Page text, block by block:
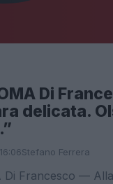
Di
delicata.
Stefano Ferrera
Di Francesco —